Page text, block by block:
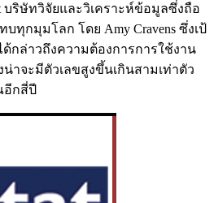
บริษัทวิจัยและวิเคราะห์ข้อมูลซึ่งถือ
ทุกมุมโลก โดย Amy Cravens ซึ่งเป้
ด้กล่าวถึงความต้องการการใช้งาน
น่าจะมีตัวเลขสูงขึ้นเกินสามเท่าตัว
อีกสี่ปี